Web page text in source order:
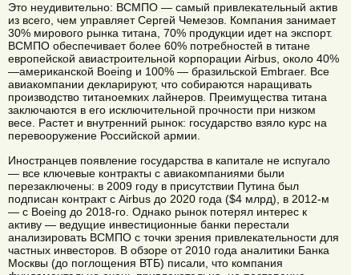
Это неудивительно: ВСМПО — самый привлекательный актив
из всего, чем управляет Сергей Чемезов. Компания занимает
30% мирового рынка титана, 70% продукции идет на экспорт.
ВСМПО обеспечивает более 60% потребностей в титане
европейской авиастроительной корпорации Airbus, около 40%
—американской Boeing и 100% — бразильской Embraer. Все
авиакомпании декларируют, что собираются наращивать
производство титаноемких лайнеров. Преимущества титана
заключаются в его исключительной прочности при низком
весе. Растет и внутренний рынок: государство взяло курс на
перевооружение Российской армии.
Иностранцев появление государства в капитале не испугало
— все ключевые контракты с авиакомпаниями были
перезаключены: в 2009 году в присутствии Путина был
подписан контракт с Airbus до 2020 года ($4 млрд), в 2012-м
— с Boeing до 2018-го. Однако рынок потерял интерес к
активу — ведущие инвестиционные банки перестали
анализировать ВСМПО с точки зрения привлекательности для
частных инвесторов. В обзоре от 2010 года аналитики Банка
Москвы (до поглощения ВТБ) писали, что компания